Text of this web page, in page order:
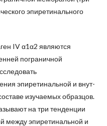
эпиретинального
IV α1α2 являются
пограничной
эпиретинальной и внут­
изучаемых образцов.
на три тенденции
между эпиретинальной и